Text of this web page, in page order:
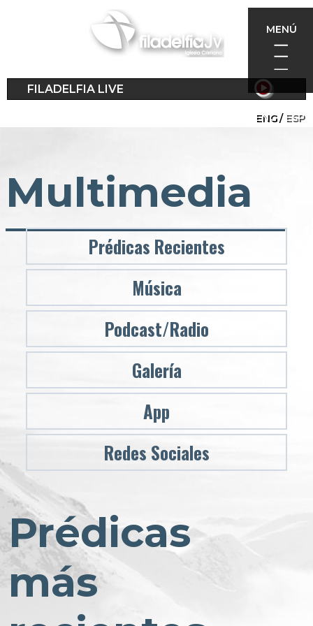
FILADELFIA LIVE
ENG ESP
MENÚ
Multimedia
Prédicas Recientes
Música
Podcast/Radio
Galería
App
Redes Sociales
Prédicas
más